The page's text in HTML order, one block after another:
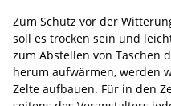
Zum Schutz vor der
soll es trocken sein und
zum Abstellen von Taschen
herum aufwärmen, werden
Zelte aufbauen. Für in den